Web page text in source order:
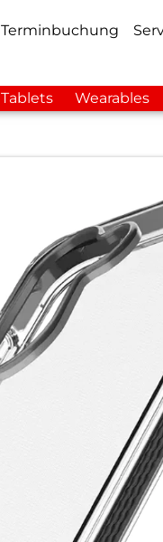
Terminbuchung
Tablets Wearables